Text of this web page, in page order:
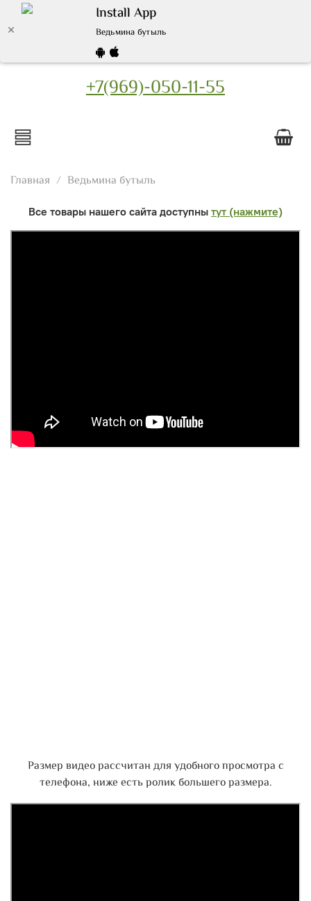
Install App
Ведьмина бутыль
+7(969)-050-11-55
Главная Ведьмина бутыль
Все товары нашего сайта доступны тут (нажмите)
Размер видео рассчитан для удобного просмотра с
телефона, ниже есть ролик большего размера.